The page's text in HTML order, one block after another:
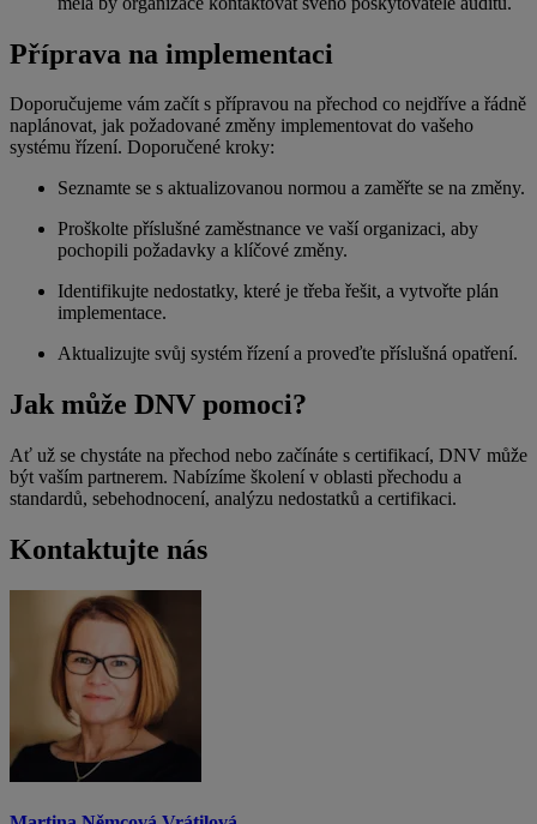
Příprava na implementaci
Doporučujeme vám začít s přípravou na přechod co nejdříve a řádně
naplánovat, jak požadované změny implementovat do vašeho
systému řízení. Doporučené kroky:
Seznamte se s aktualizovanou normou a zaměřte se na změny.
Proškolte příslušné zaměstnance ve vaší organizaci, aby
pochopili požadavky a klíčové změny.
Identifikujte nedostatky, které je třeba řešit, a vytvořte plán
implementace.
Aktualizujte svůj systém řízení a proveďte příslušná opatření.
Jak může DNV pomoci?
Ať už se chystáte na přechod nebo začínáte s certifikací, DNV může
být vaším partnerem. Nabízíme školení v oblasti přechodu a
standardů, sebehodnocení, analýzu nedostatků a certifikaci.
Kontaktujte nás